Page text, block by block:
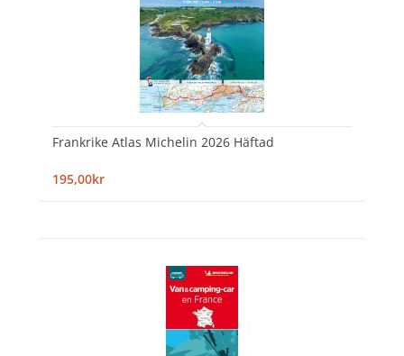
Frankrike Atlas Michelin 2026 Häftad
195,00kr